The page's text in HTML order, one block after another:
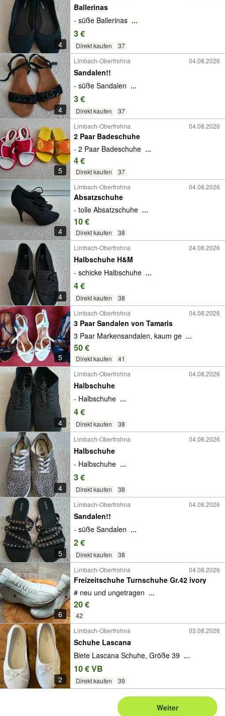
4
Ballerinas
- süße Ballerinas ...
3 €
Direkt kaufen 37
4
Limbach-Oberfrohna 04.08.2026
Sandalen!!
- süße Sandalen ...
3 €
Direkt kaufen 37
5
Limbach-Oberfrohna 04.08.2026
2 Paar Badeschuhe
- 2 Paar Badeschuhe ...
4 €
Direkt kaufen 37
4
Limbach-Oberfrohna 04.08.2026
Absatzschuhe
- tolle Absatzschuhe ...
10 €
Direkt kaufen 38
4
Limbach-Oberfrohna 04.08.2026
Halbschuhe H&M
- schicke Halbschuhe ...
4 €
Direkt kaufen 38
5
Limbach-Oberfrohna 04.08.2026
3 Paar Sandalen von Tamaris
3 Paar Markensandalen, kaum ge ...
50 €
Direkt kaufen 41
4
Limbach-Oberfrohna 04.08.2026
Halbschuhe
- Halbschuhe ...
4 €
Direkt kaufen 38
4
Limbach-Oberfrohna 04.08.2026
Halbschuhe
- Halbschuhe ...
3 €
Direkt kaufen 38
5
Limbach-Oberfrohna 04.08.2026
Sandalen!!
- süße Sandalen ...
2 €
Direkt kaufen 38
6
Limbach-Oberfrohna 04.08.2026
Freizeitschuhe Turnschuhe Gr.42 ivory
# neu und ungetragen ...
20 €
42
2
Limbach-Oberfrohna 03.08.2026
Schuhe Lascana
Biete Lascana Schuhe, Größe 39 ...
10 € VB
Direkt kaufen 39
Weiter